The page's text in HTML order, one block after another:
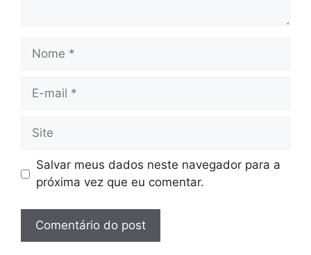
Nome
Site
Salvar meus dados neste navegador para a
próxima vez que eu comentar.